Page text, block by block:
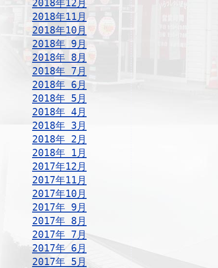
2018年12月
2018年11月
2018年10月
2018年 9月
2018年 8月
2018年 7月
2018年 6月
2018年 5月
2018年 4月
2018年 3月
2018年 2月
2018年 1月
2017年12月
2017年11月
2017年10月
2017年 9月
2017年 8月
2017年 7月
2017年 6月
2017年 5月